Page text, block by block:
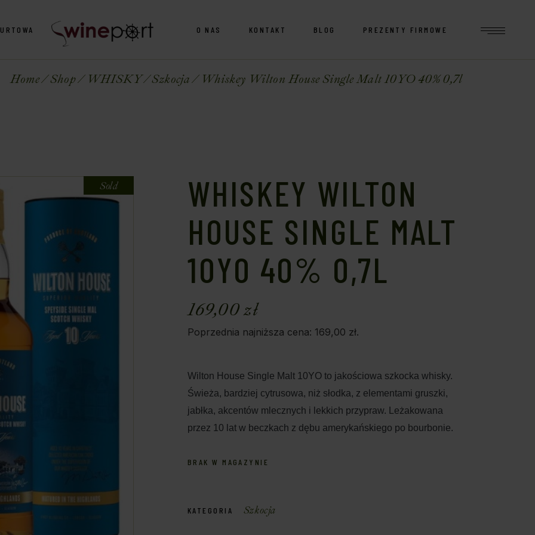
O NAS KONTAKT BLOG PREZENTY FIRMOWE
Home Shop WHISKY Szkocja Whiskey Wilton House Single Malt 10YO 40% 0,7l
Sold
WHISKEY WILTON
HOUSE SINGLE MALT
10YO 40% 0,7L
169,00zł
Poprzednia najniższa cena: 169,00 zł.
Wilton House Single Malt 10YO to jakościowa szkocka whisky.
Świeża, bardziej cytrusowa, niż słodka, z elementami gruszki,
jabłka, akcentów mlecznych i lekkich przypraw. Leżakowana
przez 10 lat w beczkach z dębu amerykańskiego po bourbonie.
BRAK W MAGAZYNIE
KATEGORIA Szkocja